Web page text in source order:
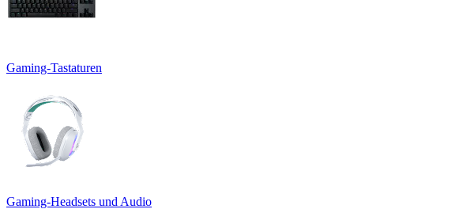
Gaming-Tastaturen
Gaming-Headsets und Audio